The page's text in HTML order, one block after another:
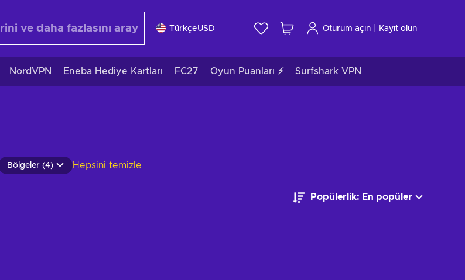
TürkçeUSD Oturum açın Kayıt olun
NordVPN Eneba Hediye Kartları FC27 Oyun Puanları ⚡ Surfshark VPN
Bölgeler (4) Hepsini temizle
Popülerlik: En popüler